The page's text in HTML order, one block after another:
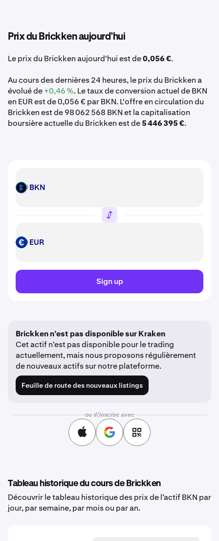
Prix du Brickken aujourd’hui
Le prix du Brickken aujourd'hui est de0,056 €.
Au cours des dernières 24 heures, le prix du Brickken a
évolué de+0,46 %. Le taux de conversion actuel de BKN
en EUR est de 0,056 € par BKN. L'offre en circulation du
Brickken est de 98 062 568 BKN et la capitalisation
boursière actuelle du Brickken est de5 446 395 €.
BKN BKN
EUR EUR
Sign up
Brickken n’est pas disponible sur Kraken
Cet actif n’est pas disponible pour le trading
actuellement, mais nous proposons régulièrement
de nouveaux actifs sur notre plateforme.
Feuille de route des nouveaux listings
ou s\'inscrire avec
Tableau historique du cours de Brickken
Découvrir le tableau historique des prix de l’actif BKN par
jour, par semaine, par mois ou par an.